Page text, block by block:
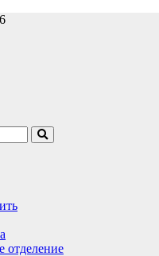
отделение